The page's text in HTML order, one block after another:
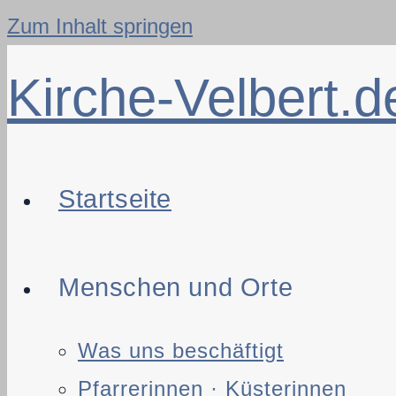
Zum Inhalt springen
Kirche-
Startseite
Menschen und Orte
Was uns beschäftigt
Pfarrerinnen · Küsterinnen